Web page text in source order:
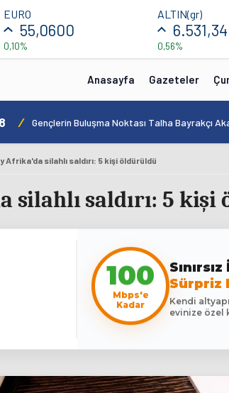
EURO
55,0600
0,10%
ALTIN(gr)
6.531,34
0,56%
Anasayfa Gazeteler
/ Gençlerin Buluşma Noktası Talha Bayrakçı
Afrika'da silahlı saldırı: 5 kişi öldürüldü
silahlı saldırı: 5
100
Mbps'e
Kadar
Sürpriz
Kendi
evinize özel